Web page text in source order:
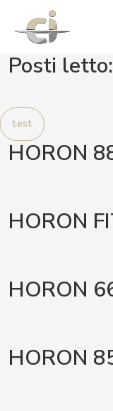
Posti letto:
test
HORON
HORON
HORON
HORON